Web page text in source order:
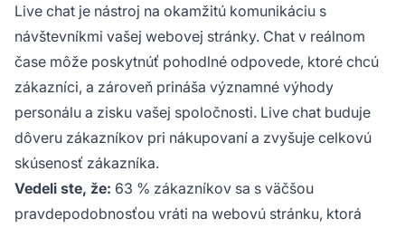
Live chat je nástroj na okamžitú komunikáciu s
návštevníkmi vašej webovej stránky. Chat v reálnom
čase môže poskytnúť pohodlné odpovede, ktoré chcú
zákazníci, a zároveň prináša významné výhody
personálu a zisku vašej spoločnosti. Live chat buduje
dôveru zákazníkov pri nákupovaní a zvyšuje celkovú
skúsenosť zákazníka.
Vedeli ste, že: 63 % zákazníkov sa s väčšou
pravdepodobnosťou vráti na webovú stránku, ktorá